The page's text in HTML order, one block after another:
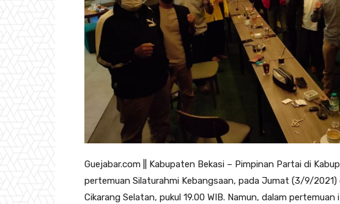
Guejabar.com || Kabupaten Bekasi – Pimpinan Partai di
pertemuan Silaturahmi Kebangsaan, pada Jumat (3/9/
Cikarang Selatan, pukul 19.00 WIB. Namun, dalam